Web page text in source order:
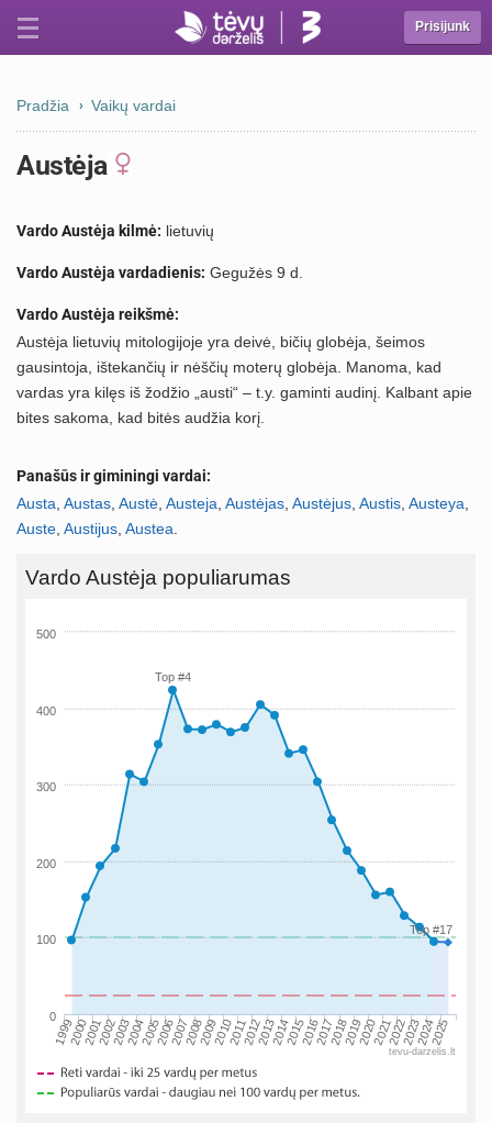
Prisijunk
Pradžia Vaikų vardai
Austėja
Vardo Austėja kilmė: lietuvių
Vardo Austėja vardadienis: Gegužės 9 d.
Vardo Austėja reikšmė:
Austėja lietuvių mitologijoje yra deivė, bičių globėja, šeimos
gausintoja, ištekančių ir nėščių moterų globėja. Manoma, kad
vardas yra kilęs iš žodžio „austi“ – t.y. gaminti audinį. Kalbant apie
bites sakoma, kad bitės audžia korį.
Panašūs ir giminingi vardai:
Austa Austas Austė Austeja Austėjas Austėjus Austis Austeya
Auste Austijus Austea
Vardo Austėja populiarumas
Top #4
Top #17
199920002001200220032004200520062007200820092010201120122013201420152016201720182019202020212022202320242025
0
100
200
300
400
500
tevu-darzelis.lt